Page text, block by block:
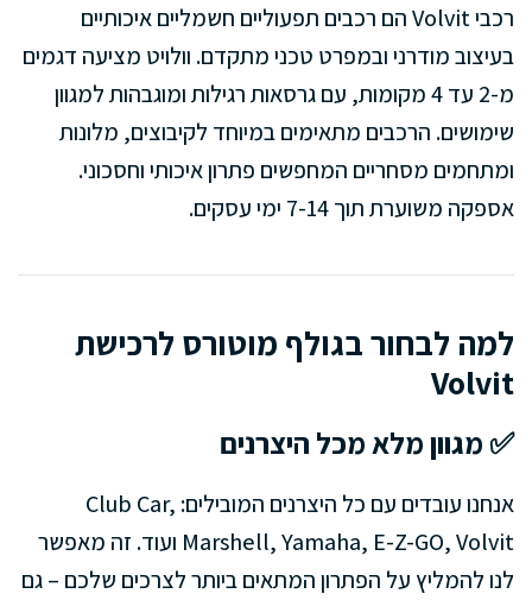
רכבי Volvit הם רכבים תפעוליים חשמליים איכותיים
בעיצוב מודרני ובמפרט טכני מתקדם. וולויט מציעה דגמים
מ-2 עד 4 מקומות, עם גרסאות רגילות ומוגבהות למגוון
שימושים. הרכבים מתאימים במיוחד לקיבוצים, מלונות
ומתחמים מסחריים המחפשים פתרון איכותי וחסכוני.
אספקה משוערת תוך 7-14 ימי עסקים.
למה לבחור בגולף מוטורס לרכישת
Volvit
✅ מגוון מלא מכל היצרנים
אנחנו עובדים עם כל היצרנים המובילים: Club Car,
Marshell, Yamaha, E-Z-GO, Volvit ועוד. זה מאפשר
לנו להמליץ על הפתרון המתאים ביותר לצרכים שלכם – גם